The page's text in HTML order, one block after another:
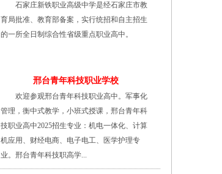
石家庄新铁职业高级中学是经石家庄市教
育局批准、教育部备案，实行统招和自主招生
的一所全日制综合性省级重点职业高中。
邢台青年科技职业学校
欢迎参观邢台青年科技职业高中。军事化
管理，衡中式教学，小班式授课，邢台青年科
技职业高中2025招生专业：机电一体化、计算
机应用、财经电商、电子电工、医学护理专
业。邢台青年科技职高学...